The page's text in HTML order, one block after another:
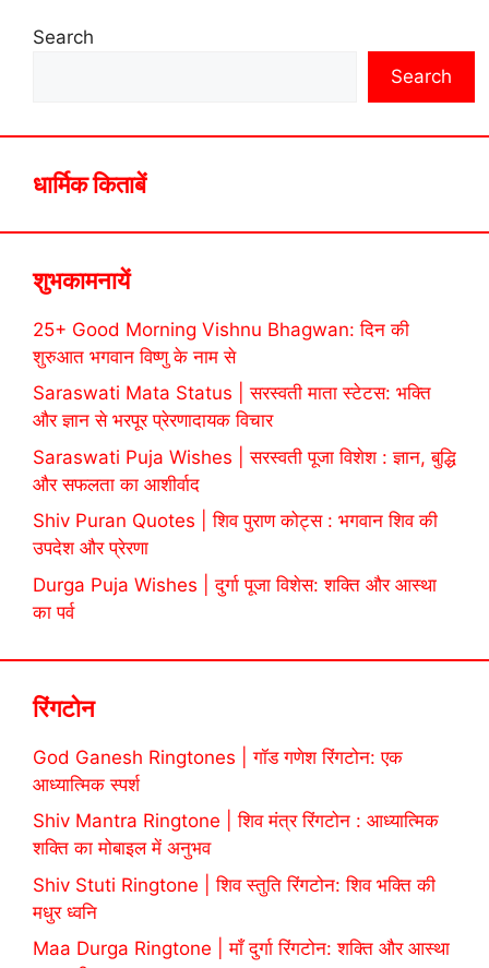
Search
Search
धार्मिक किताबें
शुभकामनायें
25+ Good Morning Vishnu Bhagwan: दिन की
शुरुआत भगवान विष्णु के नाम से
Saraswati Mata Status | सरस्वती माता स्टेटस: भक्ति
और ज्ञान से भरपूर प्रेरणादायक विचार
Saraswati Puja Wishes | सरस्वती पूजा विशेश : ज्ञान, बुद्धि
और सफलता का आशीर्वाद
Shiv Puran Quotes | शिव पुराण कोट्स : भगवान शिव की
उपदेश और प्रेरणा
Durga Puja Wishes | दुर्गा पूजा विशेस: शक्ति और आस्था
का पर्व
रिंगटोन
God Ganesh Ringtones | गॉड गणेश रिंगटोन: एक
आध्यात्मिक स्पर्श
Shiv Mantra Ringtone | शिव मंत्र रिंगटोन : आध्यात्मिक
शक्ति का मोबाइल में अनुभव
Shiv Stuti Ringtone | शिव स्तुति रिंगटोन: शिव भक्ति की
मधुर ध्वनि
Maa Durga Ringtone | माँ दुर्गा रिंगटोन: शक्ति और आस्था